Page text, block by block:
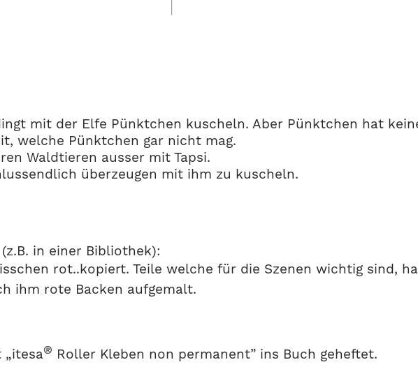
mit der Elfe Pünktchen kuscheln. Aber Pünktchen hat
welche Pünktchen gar nicht mag.
Waldtieren ausser mit Tapsi.
überzeugen mit ihm zu kuscheln.
in einer Bibliothek):
rot..kopiert. Teile welche für die Szenen wichtig sind,
ihm rote Backen aufgemalt.
„itesa® Roller Kleben non permanent” ins Buch geheftet.